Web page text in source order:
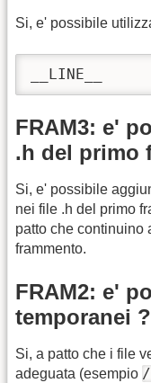
Si, e' possibile
__LINE__
FRAM3: e'
.h del primo
Si, e' possibile
nei file .h del primo
patto che continuino
frammento.
FRAM2: e'
temporanei ?
Si, a patto che i file
adeguata (esempio